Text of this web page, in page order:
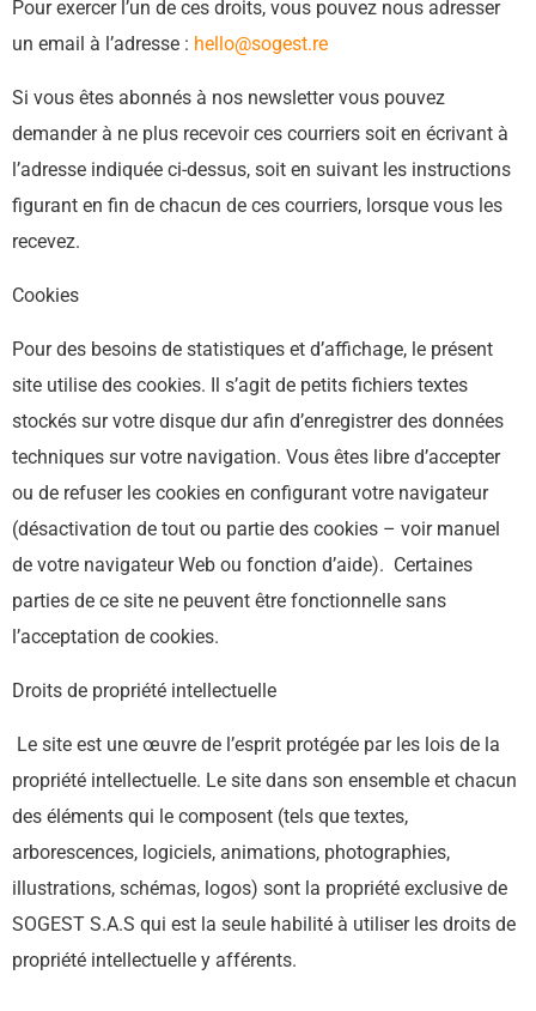
Pour exercer l’un de ces droits, vous pouvez nous adresser
un email à l’adresse : hello@sogest.re
Si vous êtes abonnés à nos newsletter vous pouvez
demander à ne plus recevoir ces courriers soit en écrivant à
l’adresse indiquée ci-dessus, soit en suivant les instructions
figurant en fin de chacun de ces courriers, lorsque vous les
recevez.
Cookies
Pour des besoins de statistiques et d’affichage, le présent
site utilise des cookies. Il s’agit de petits fichiers textes
stockés sur votre disque dur afin d’enregistrer des données
techniques sur votre navigation. Vous êtes libre d’accepter
ou de refuser les cookies en configurant votre navigateur
(désactivation de tout ou partie des cookies – voir manuel
de votre navigateur Web ou fonction d’aide). Certaines
parties de ce site ne peuvent être fonctionnelle sans
l’acceptation de cookies.
Droits de propriété intellectuelle
Le site est une œuvre de l’esprit protégée par les lois de la
propriété intellectuelle. Le site dans son ensemble et chacun
des éléments qui le composent (tels que textes,
arborescences, logiciels, animations, photographies,
illustrations, schémas, logos) sont la propriété exclusive de
SOGEST S.A.S qui est la seule habilité à utiliser les droits de
propriété intellectuelle y afférents.